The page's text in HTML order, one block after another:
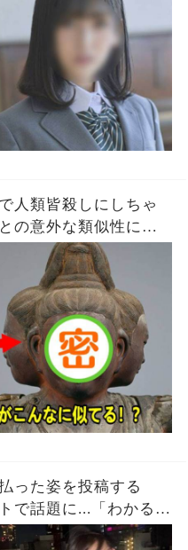
人類皆殺しにしちゃ
の意外な類似性に驚
った姿を投稿する
で話題に...「わかる人
」